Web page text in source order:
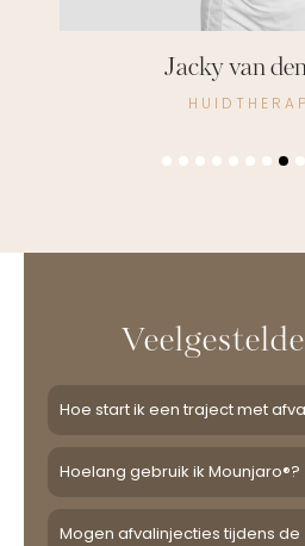
Sky Ie
Hoe start ik een traject met
Hoelang gebruik ik Mounjaro®?
Mogen afvalinjecties tijdens